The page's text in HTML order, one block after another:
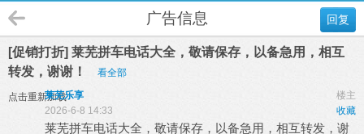
回复
广告信息
[促销打折] 莱芜拼车电话大全，敬请保存，以备急用，相互
转发，谢谢！
看全部
点击重新加载 楼主
莱芜乐享
收藏
2026-6-8 14:33
莱芜拼车电话大全，敬请保存，以备急用，相互转发，谢